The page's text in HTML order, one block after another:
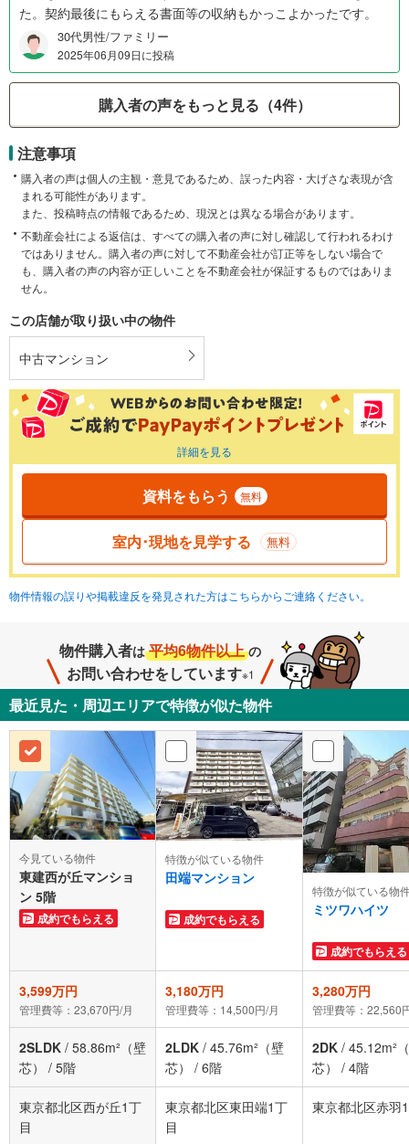
た。契約最後にもらえる書面等の収納もかっこよかったです。
30代男性/ファミリー
2025年06月09日に投稿
購入者の声をもっと見る（4件）
注意事項
購入者の声は個人の主観・意見であるため、誤った内容・大げさな表現が含
まれる可能性があります。
また、投稿時点の情報であるため、現況とは異なる場合があります。
不動産会社による返信は、すべての購入者の声に対し確認して行われるわけ
ではありません。購入者の声に対して不動産会社が訂正等をしない場合で
も、購入者の声の内容が正しいことを不動産会社が保証するものではありま
せん。
この店舗が取り扱い中の物件
中古マンション
詳細を見る
資料をもらう 無料
室内･現地を見学する 無料
物件情報の誤りや掲載違反を発見された方はこちらからご連絡ください。
物件購入者は 平均6物件以上 の
お問い合わせをしています※1
最近見た・周辺エリアで特徴が似た物件
今見ている物件
東建西が丘マンショ
ン 5階
成約でもらえる
特徴が似ている物件
田端マンション
成約でもらえる
特徴が似ている物
ミツワハイツ
成約でもらえる
3,599万円
管理費等：23,670円/月
3,180万円
管理費等：14,500円/月
3,280万円
管理費等：22,560
2SLDK / 58.86m²（壁
芯）
/ 5階
2LDK / 45.76m²（壁
芯）
/ 6階
2DK / 45.12m²
芯）
/ 4階
東京都北区西が丘1丁
目
東京都北区東田端1丁
目
東京都北区赤羽